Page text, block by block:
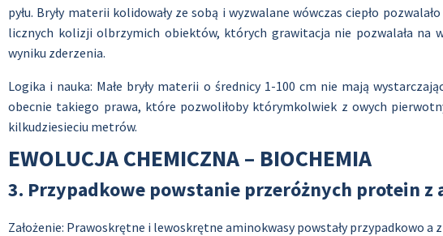
pyłu. Bryły materii kolidowały ze sobą i wyzwalane wówczas ciepło
licznych kolizji olbrzymich obiektów, których grawitacja nie pozwalała na
wyniku zderzenia.
Logika i nauka: Małe bryły materii o średnicy 1-100 cm nie mają
obecnie takiego prawa, które pozwoliłoby którymkolwiek z owych
kilkudziesieciu metrów.
EWOLUCJA CHEMICZNA – BIOCHEMIA
3. Przypadkowe powstanie przeróżnych protein z
Założenie: Prawoskrętne i lewoskrętne aminokwasy powstały przypadkowo